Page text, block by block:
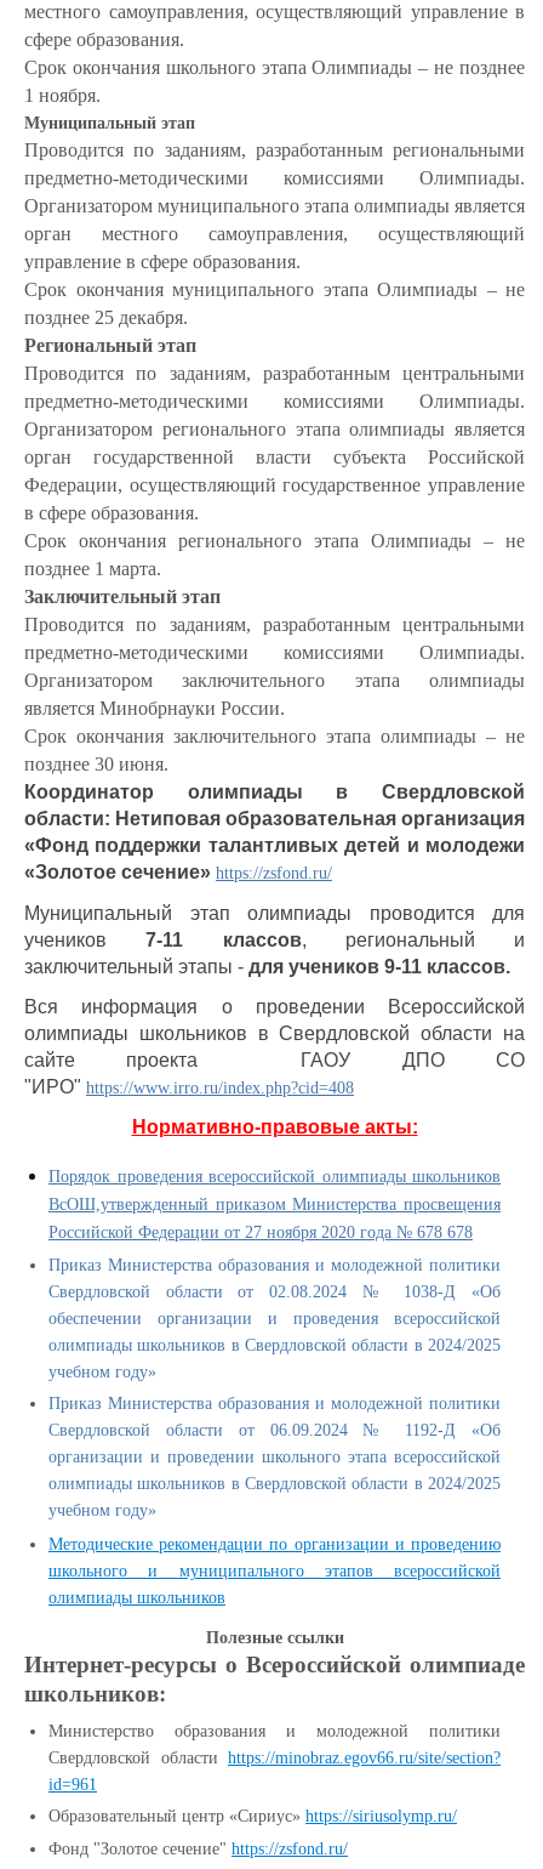
местного самоуправления, осуществляющий управление в
сфере образования.
Срок окончания школьного этапа Олимпиады – не позднее
1 ноября.
Муниципальный этап
Проводится по заданиям, разработанным региональными
предметно-методическими комиссиями Олимпиады.
Организатором муниципального этапа олимпиады является
орган местного самоуправления, осуществляющий
управление в сфере образования.
Срок окончания муниципального этапа Олимпиады – не
позднее 25 декабря.
Региональный этап
Проводится по заданиям, разработанным центральными
предметно-методическими комиссиями Олимпиады.
Организатором регионального этапа олимпиады является
орган государственной власти субъекта Российской
Федерации, осуществляющий государственное управление
в сфере образования.
Срок окончания регионального этапа Олимпиады – не
позднее 1 марта.
Заключительный этап
Проводится по заданиям, разработанным центральными
предметно-методическими комиссиями Олимпиады.
Организатором заключительного этапа олимпиады
является Минобрнауки России.
Срок окончания заключительного этапа олимпиады – не
позднее 30 июня.
Координатор олимпиады в Свердловской
области: Нетиповая образовательная организация
«Фонд поддержки талантливых детей и молодежи
«Золотое сечение» https://zsfond.ru/
Муниципальный этап олимпиады проводится для
учеников 7-11 классов, региональный и
заключительный этапы - для учеников 9-11 классов.
Вся информация о проведении Всероссийской
олимпиады школьников в Свердловской области на
сайте проекта ГАОУ ДПО СО
"ИРО" https://www.irro.ru/index.php?cid=408
Нормативно-правовые акты:
Порядок проведения всероссийской олимпиады школьников
ВсОШ,утвержденный приказом Министерства просвещения
Российской Федерации от 27 ноября 2020 года № 678 678
Приказ Министерства образования и молодежной политики
Свердловской области от 02.08.2024 № 1038-Д «Об
обеспечении организации и проведения всероссийской
олимпиады школьников в Свердловской области в 2024/2025
учебном году»
Приказ Министерства образования и молодежной политики
Свердловской области от 06.09.2024 № 1192-Д «Об
организации и проведении школьного этапа всероссийской
олимпиады школьников в Свердловской области в 2024/2025
учебном году»
Методические рекомендации по организации и проведению
школьного и муниципального этапов всероссийской
олимпиады школьников
Полезные ссылки
Интернет-ресурсы о Всероссийской олимпиаде
школьников:
Министерство образования и молодежной политики
Свердловской области https://minobraz.egov66.ru/site/section?
id=961
Образовательный центр «Сириус» https://siriusolymp.ru/
Фонд "Золотое сечение" https://zsfond.ru/